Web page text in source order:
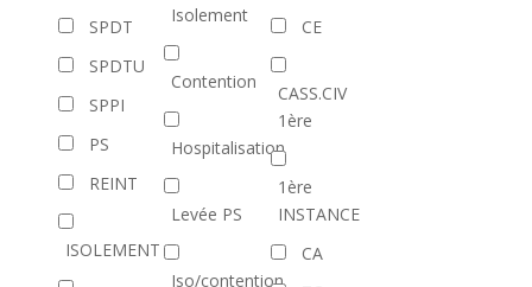
SPDT
SPDTU
SPPI
PS
REINT
ISOLEMENT
Isolement
Contention
Hospitalisation
Levée PS
Iso/contention
CE
CASS.CIV
1ère
1ère
INSTANCE
CA